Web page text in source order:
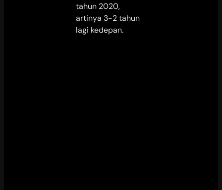
tahun 2020,
artinya 3-2 tahun
lagi kedepan.